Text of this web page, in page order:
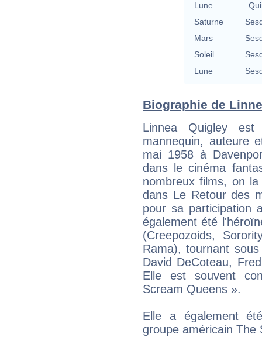
Lune
Saturne
Mars
Soleil
Lune
Biographie de
Linnea Quigley
mannequin, auteure
mai 1958 à
dans le cinéma
nombreux films, on
dans Le Retour des
pour sa participation
également été
(Creepozoids,
Rama), tournant
David DeCoteau,
Elle est souvent
Scream Queens ».
Elle a également
groupe américain The